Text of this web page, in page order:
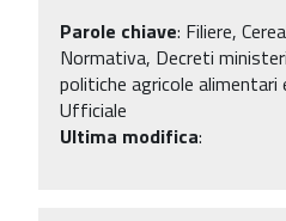
Parole chiave: Filiere,
Normativa, Decreti
politiche agricole
Ufficiale
Ultima modifica: